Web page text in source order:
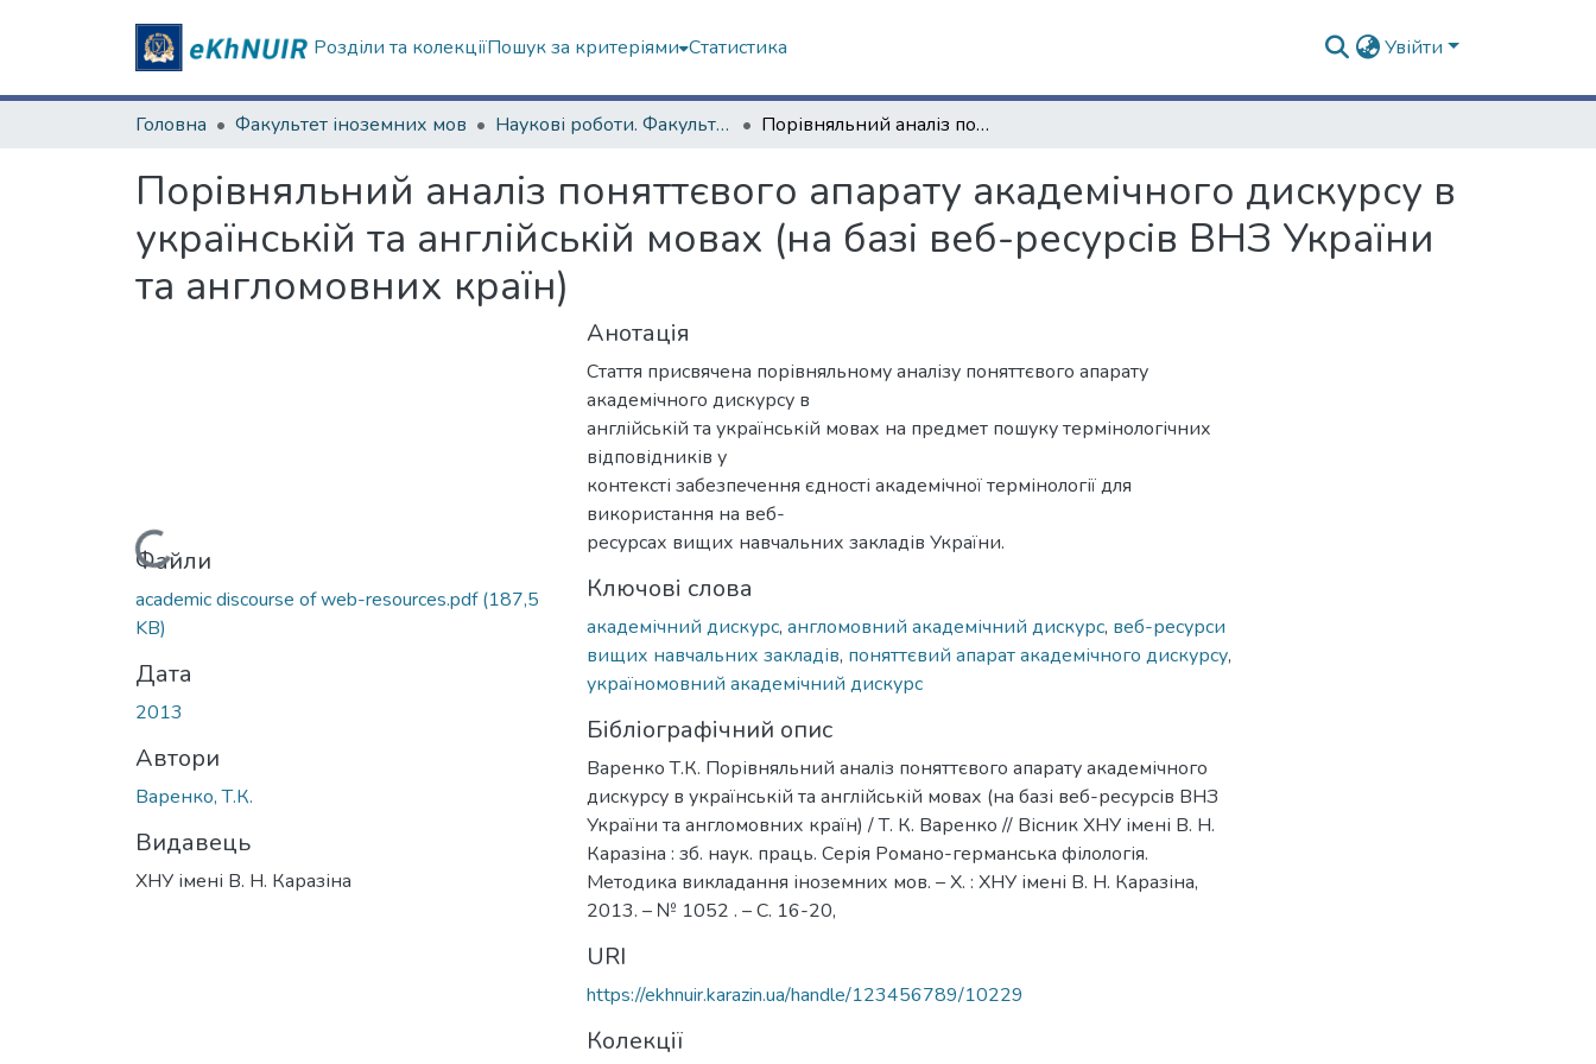
Розділи та колекціїПошук за критеріями Статистика Увійти
Головна Факультет іноземних мов Наукові роботи. Факультет іноземних мов Порівняльний аналіз поняттєвого апарату академічного дискурсу в українській та англійській мовах (на базі веб-ресурсів ВНЗ України та англомовних країн)
Порівняльний аналіз поняттєвого апарату академічного дискурсу в
українській та англійській мовах (на базі веб-ресурсів ВНЗ України
та англомовних країн)
Вантажиться...
Файли
academic discourse of web-resources.pdf(187,5
KB)
Дата
2013
Автори
Варенко, Т.К.
Видавець
ХНУ імені В. Н. Каразіна
Анотація
Стаття присвячена порівняльному аналізу поняттєвого апарату
академічного дискурсу в
англійській та українській мовах на предмет пошуку термінологічних
відповідників у
контексті забезпечення єдності академічної термінології для
використання на веб-
ресурсах вищих навчальних закладів України.
Ключові слова
академічний дискурс, англомовний академічний дискурс, веб-ресурси
вищих навчальних закладів, поняттєвий апарат академічного дискурсу,
україномовний академічний дискурс
Бібліографічний опис
Варенко Т.К. Порівняльний аналіз поняттєвого апарату академічного
дискурсу в українській та англійській мовах (на базі веб-ресурсів ВНЗ
України та англомовних країн) / Т. К. Варенко // Вісник ХНУ імені В. Н.
Каразіна : зб. наук. праць. Серія Романо-германська філологія.
Методика викладання іноземних мов. – Х. : ХНУ імені В. Н. Каразіна,
2013. – № 1052 . – С. 16-20,
URI
https://ekhnuir.karazin.ua/handle/123456789/10229
Колекції